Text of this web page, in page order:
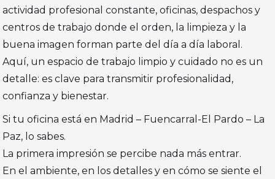
actividad profesional constante, oficinas, despachos y
centros de trabajo donde el orden, la limpieza y la
buena imagen forman parte del día a día laboral.
Aquí, un espacio de trabajo limpio y cuidado no es un
detalle: es clave para transmitir profesionalidad,
confianza y bienestar.
Si tu oficina está en Madrid – Fuencarral-El Pardo – La
Paz, lo sabes.
La primera impresión se percibe nada más entrar.
En el ambiente, en los detalles y en cómo se siente el